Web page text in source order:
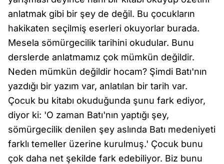
anlatmak gibi bir şey de değil. Bu çocukların
hakikaten seçilmiş eserleri okuyorlar burada.
Mesela sömürgecilik tarihini okudular. Bunu
derslerde anlatmamız çok mümkün değildir.
Neden mümkün değildir hocam? Şimdi Batı'nın
yazdığı bir yazım var, anlatılan bir tarih var.
Çocuk bu kitabı okuduğunda şunu fark ediyor,
diyor ki: 'O zaman Batı'nın yaptığı şey,
sömürgecilik denilen şey aslında Batı medeniyeti
farklı temeller üzerine kurulmuş.' Çocuk bunu
çok daha net şekilde fark edebiliyor. Biz bunu